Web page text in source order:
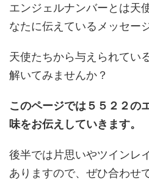
エンジェルナンバーとは天
なたに伝えているメッセー
天使たちから与えられてい
解いてみませんか？
このページでは５５２２の
味をお伝えしていきます。
後半では片思いやツインレ
ありますので、ぜひ合わせ